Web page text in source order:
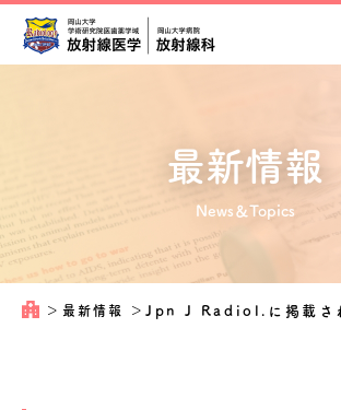
最新情報
News＆Topics
＞ 最新情報 ＞Jpn J Radiol.に掲載さ